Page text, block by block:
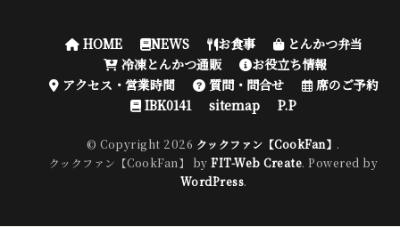
HOME NEWS お食事
とんかつ弁当
冷凍とんかつ通販
お役立ち情報
アクセス・営業時間
質問・問合せ
席のご予約
IBK0141
sitemap P.P
© Copyright 2026 クックファン【CookFan】 .
クックファン【CookFan】 byFIT-Web Create. Powered by
WordPress.